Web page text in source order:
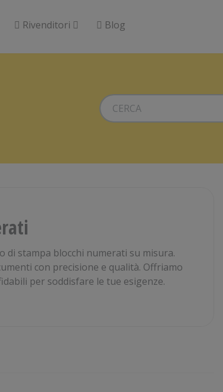
Rivenditori Blog
di stampa blocchi numerati su misura.
con precisione e qualità. Offriamo
per soddisfare le tue esigenze.